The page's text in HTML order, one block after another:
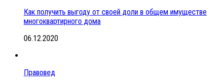
Как получить выгоду от своей доли в общем имуществе
многоквартирного дома
06.12.2020
Правовед